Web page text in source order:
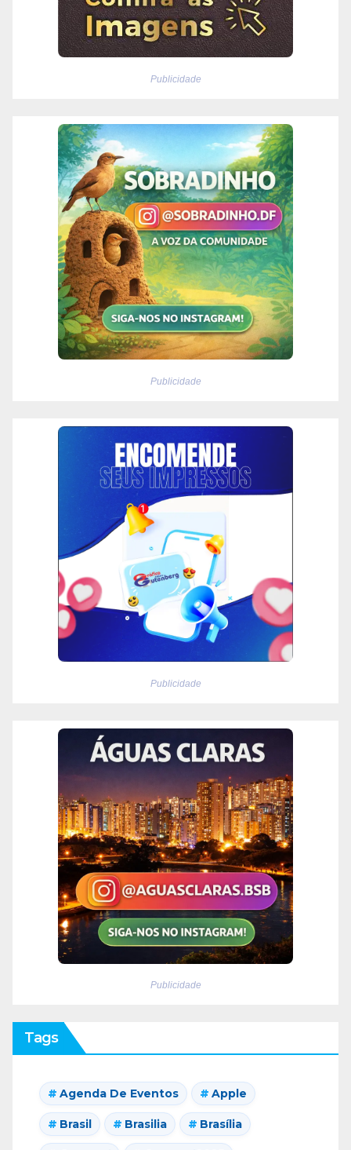
Publicidade
Publicidade
Publicidade
Publicidade
Tags
Agenda De Eventos Apple
Brasil Brasilia Brasília